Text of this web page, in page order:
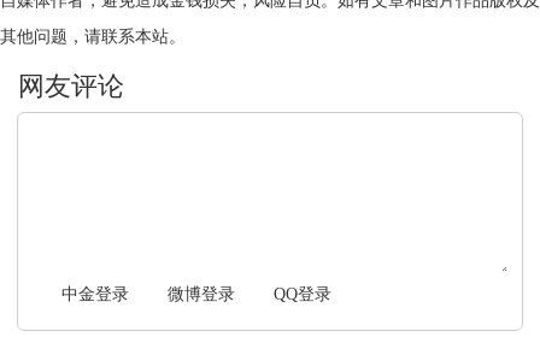
其他问题，请联系本站。
中金登录 微博登录 QQ登录